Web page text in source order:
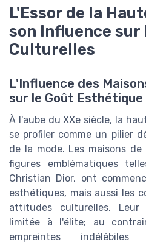
L'Essor de la
son Influence sur
Culturelles
L'Influence des
sur le Goût Esthétique
À l'aube du XXe siècle, la
se profiler comme un pilier
de la mode. Les maisons
figures emblématiques
Christian Dior, ont
esthétiques, mais aussi les
attitudes culturelles.
limitée à l'élite; au
empreintes